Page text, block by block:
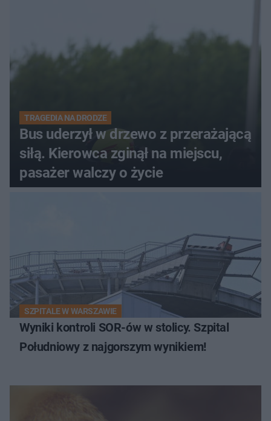
TRAGEDIA NA DRODZE
Bus uderzył w drzewo z przerażającą
siłą. Kierowca zginął na miejscu,
pasażer walczy o życie
SZPITALE W WARSZAWIE
Wyniki kontroli SOR-ów w stolicy. Szpital
Południowy z najgorszym wynikiem!